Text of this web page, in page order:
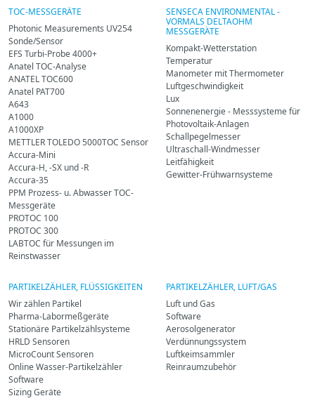
TOC-MESSGERÄTE
Photonic Measurements UV254
Sonde/Sensor
EFS Turbi-Probe 4000+
Anatel TOC-Analyse
ANATEL TOC600
Anatel PAT700
A643
A1000
A1000XP
METTLER TOLEDO 5000TOC Sensor
Accura-Mini
Accura-H, -SX und -R
Accura-35
PPM Prozess- u. Abwasser TOC-
Messgeräte
PROTOC 100
PROTOC 300
LABTOC für Messungen im
Reinstwasser
SENSECA ENVIRONMENTAL -
VORMALS DELTAOHM
MESSGERÄTE
Kompakt-Wetterstation
Temperatur
Manometer mit Thermometer
Luftgeschwindigkeit
Lux
Sonnenenergie - Messsysteme für
Photovoltaik-Anlagen
Schallpegelmesser
Ultraschall-Windmesser
Leitfähigkeit
Gewitter-Frühwarnsysteme
PARTIKELZÄHLER, FLÜSSIGKEITEN
Wir zählen Partikel
Pharma-Labormeßgeräte
Stationäre Partikelzählsysteme
HRLD Sensoren
MicroCount Sensoren
Online Wasser-Partikelzähler
Software
Sizing Geräte
PARTIKELZÄHLER, LUFT/GAS
Luft und Gas
Software
Aerosolgenerator
Verdünnungssystem
Luftkeimsammler
Reinraumzubehör